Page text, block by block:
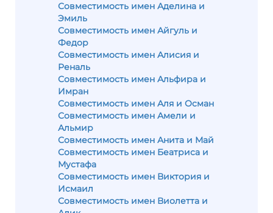
Совместимость имен Аделина и
Эмиль
Совместимость имен Айгуль и
Федор
Совместимость имен Алисия и
Реналь
Совместимость имен Альфира и
Имран
Совместимость имен Аля и Осман
Совместимость имен Амели и
Альмир
Совместимость имен Анита и Май
Совместимость имен Беатриса и
Мустафа
Совместимость имен Виктория и
Исмаил
Совместимость имен Виолетта и